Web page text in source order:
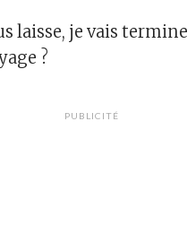
laisse, je vais
?
PUBLICITÉ